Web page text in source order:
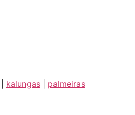
kalungas palmeiras